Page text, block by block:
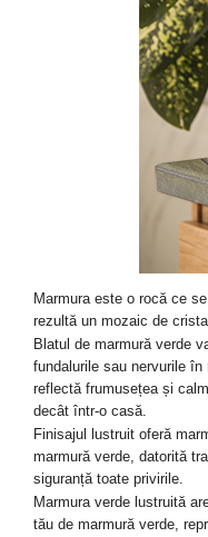
Marmura este o rocă ce
rezultă un mozaic de
Blatul de marmură verde
fundalurile sau nervurile
reflectă frumusețea și
decât într-o casă.
Finisajul lustruit oferă
marmură verde, datorită
siguranță toate privirile.
Marmura verde lustruită
tău de marmură verde,